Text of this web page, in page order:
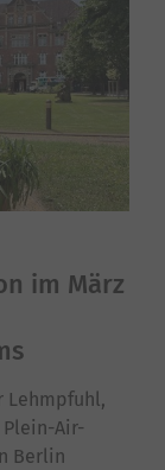
im März
Lehmpfuhl,
Air-
Berlin